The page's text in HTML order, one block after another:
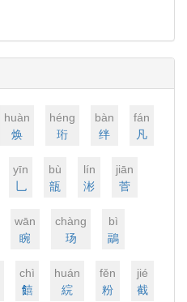
huàn
焕
hénɡ
珩
bàn
绊
fán
凡
yīn
乚
bù
瓿
lín
涁
jiān
菅
wān
睕
chànɡ
玚
bì
鶝
chì
饎
huán
綄
fěn
粉
jié
截